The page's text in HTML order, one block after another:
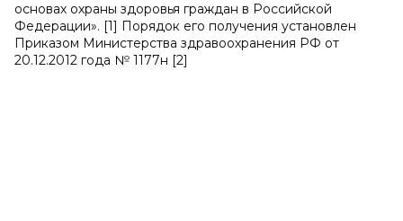
основах охраны здоровья граждан в Российской
Федерации». [1] Порядок его получения установлен
Приказом Министерства здравоохранения РФ от
20.12.2012 года № 1177н [2]